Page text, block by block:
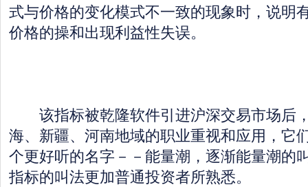
式与价格的变化模式不一致的现象时，说明
价格的操和出现利益性失误。
该指标被乾隆软件引进沪深交易市场后
海、新疆、河南地域的职业重视和应用，它
个更好听的名字－－能量潮，逐渐能量潮的
指标的叫法更加普通投资者所熟悉。